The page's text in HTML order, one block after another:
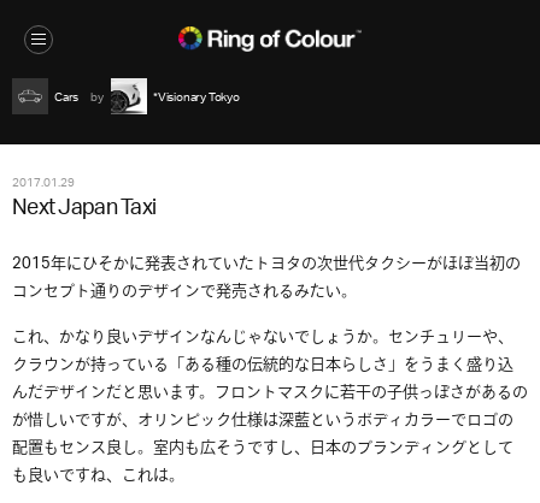
Cars *Visionary Tokyo
2017.01.29
Next Japan Taxi
2015年にひそかに発表されていたトヨタの次世代タクシーがほぼ当初の
コンセプト通りのデザインで発売されるみたい。
これ、かなり良いデザインなんじゃないでしょうか。センチュリーや、
クラウンが持っている「ある種の伝統的な日本らしさ」をうまく盛り込
んだデザインだと思います。フロントマスクに若干の子供っぽさがあるの
が惜しいですが、オリンピック仕様は深藍というボディカラーでロゴの
配置もセンス良し。室内も広そうですし、日本のブランディングとして
も良いですね、これは。